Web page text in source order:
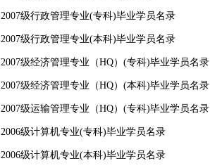
2007级行政管理专业(专科)毕业学员名录
2007级行政管理专业(本科)毕业学员名录
2007级经济管理专业（HQ）(专科)毕业学员名录
2007级经济管理专业（HQ）(本科)毕业学员名录
2007级运输管理专业（HQ）(专科)毕业学员名录
2006级计算机专业(专科)毕业学员名录
2006级计算机专业(本科)毕业学员名录